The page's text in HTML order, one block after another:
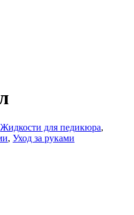
Жидкости для педикюра,
, Уход за руками